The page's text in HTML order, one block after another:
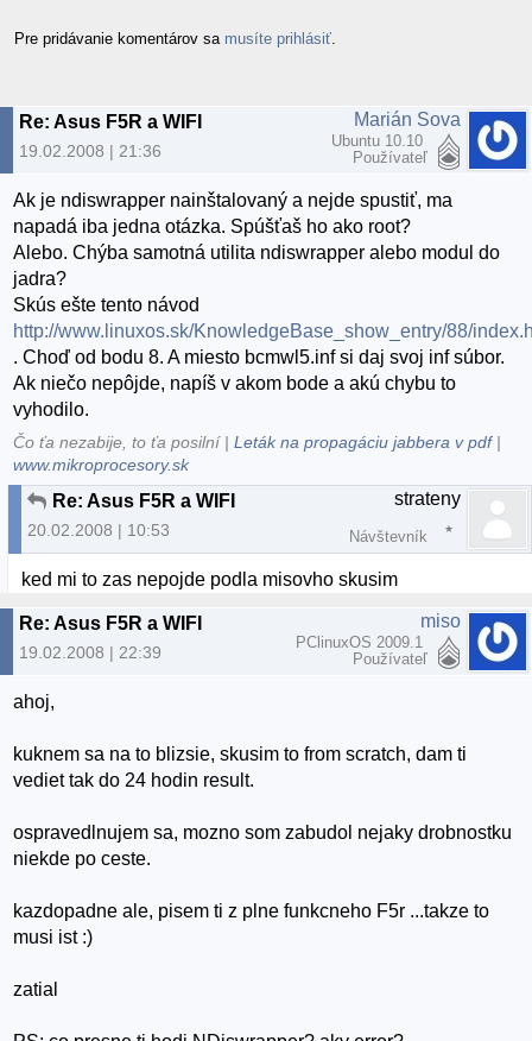
Pre pridávanie komentárov sa musíte prihlásiť
Re: Asus F5R a WIFI
19.02.2008 | 21:36
Marián Sova
Ubuntu 10.10
Používateľ
Ak je ndiswrapper nainštalovaný a nejde spustiť, ma
napadá iba jedna otázka. Spúšťaš ho ako root?
Alebo. Chýba samotná utilita ndiswrapper alebo modul do
jadra?
Skús ešte tento návod
http://www.linuxos.sk/KnowledgeBase_show_entry/88/
. Choď od bodu 8. A miesto bcmwl5.inf si daj svoj inf súbor.
Ak niečo nepôjde, napíš v akom bode a akú chybu to
vyhodilo.
Čo ťa nezabije, to ťa posilní |Leták na propagáciu jabbera v pdf|
www.mikroprocesory.sk
Re: Asus F5R a WIFI
20.02.2008 | 10:53
strateny
Návštevník
ked mi to zas nepojde podla misovho skusim
Re: Asus F5R a WIFI
19.02.2008 | 22:39
miso
PClinuxOS 2009.1
Používateľ
ahoj,
kuknem sa na to blizsie, skusim to from scratch, dam ti
vediet tak do 24 hodin result.
ospravedlnujem sa, mozno som zabudol nejaky drobnostku
niekde po ceste.
kazdopadne ale, pisem ti z plne funkcneho F5r ...takze to
musi ist :)
zatial